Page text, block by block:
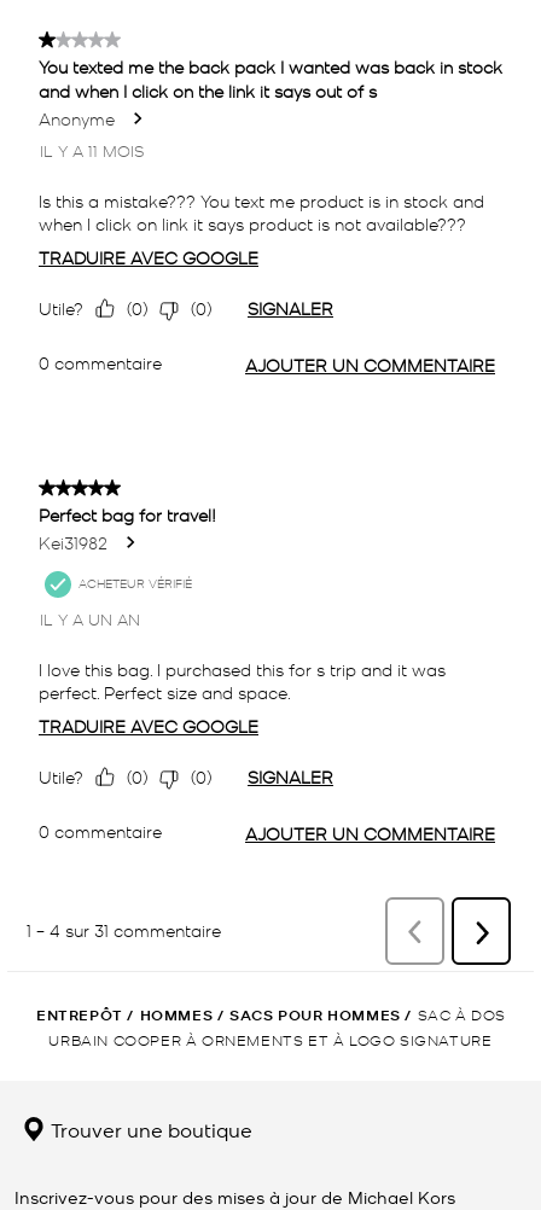
ENTREPÔT / HOMMES / SACS POUR HOMMES / SAC À DOS
URBAIN COOPER À ORNEMENTS ET À LOGO SIGNATURE
Trouver une boutique
Inscrivez-vous pour des mises à jour de Michael Kors